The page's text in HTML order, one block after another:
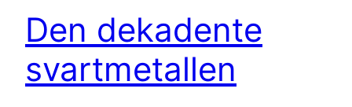
Den dekadente
svartmetallen